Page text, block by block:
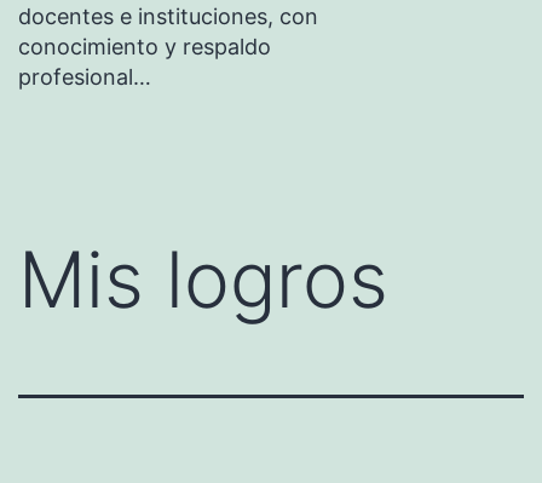
docentes e instituciones, con
conocimiento y respaldo
profesional…
Mis logros